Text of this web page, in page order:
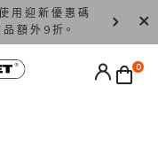
用 迎 新 優 惠 碼
額 外 9 折。
香 港 / 澳
0